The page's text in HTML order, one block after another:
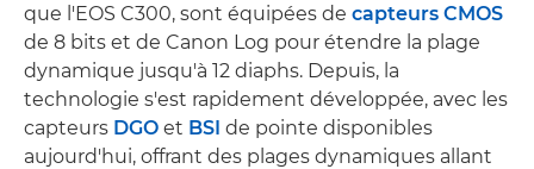
que l'EOS C300, sont équipées de capteurs CMOS
de 8 bits et de Canon Log pour étendre la plage
dynamique jusqu'à 12 diaphs. Depuis, la
technologie s'est rapidement développée, avec les
capteurs DGO et BSI de pointe disponibles
aujourd'hui, offrant des plages dynamiques allant